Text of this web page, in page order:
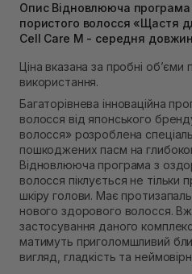
Самовивіз м. Львів, вул.
Немає в наявності!
Самовивіз м. Рівне, вул.
В наявності
Самовивіз м. Рівне, вул.
Екватор)
Немає в наявності!
Опис Відновлююча
пористого волосся «Щастя
Cell Care М - середня
Ціна вказана за пробні
використання.
Багаторівнева інноваційна
волосся від японського
волосся» розроблена
пошкоджених пасм на
Відновлююча програма з
волосся піклується не
шкіру голови. Має
нового здорового волосся.
застосування даного
матимуть приголомшливий
вигляд, гладкість та